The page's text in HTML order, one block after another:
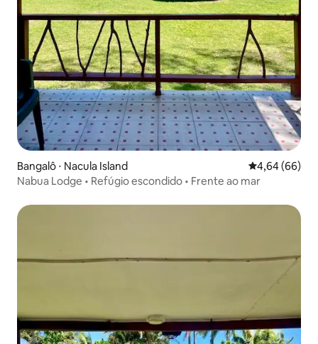
Bangalô ⋅ Nacula Island 4,64 de uma
4,64 (66)
Nabua Lodge • Refúgio escondido • Frente ao mar